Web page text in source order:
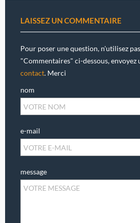
LAISSEZ UN COMMENTAIRE
Pour poser une question, n'utilisez
"Commentaires" ci-dessous, envoyez
contact. Merci
nom
e-mail
message